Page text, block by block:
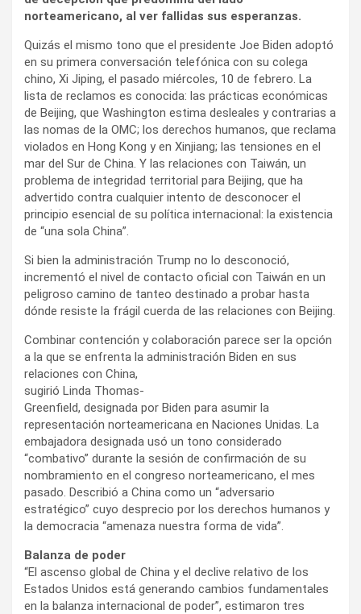
norteamericano, al ver fallidas sus esperanzas.
Quizás el mismo tono que el presidente Joe Biden adoptó
en su primera conversación telefónica con su colega
chino, Xi Jiping, el pasado miércoles, 10 de febrero. La
lista de reclamos es conocida: las prácticas económicas
de Beijing, que Washington estima desleales y contrarias a
las nomas de la OMC; los derechos humanos, que reclama
violados en Hong Kong y en Xinjiang; las tensiones en el
mar del Sur de China. Y las relaciones con Taiwán, un
problema de integridad territorial para Beijing, que ha
advertido contra cualquier intento de desconocer el
principio esencial de su política internacional: la existencia
de “una sola China”.
Si bien la administración Trump no lo desconoció,
incrementó el nivel de contacto oficial con Taiwán en un
peligroso camino de tanteo destinado a probar hasta
dónde resiste la frágil cuerda de las relaciones con Beijing.
Combinar contención y colaboración parece ser la opción
a la que se enfrenta la administración Biden en sus
relaciones con China,
sugirió Linda Thomas-
Greenfield, designada por Biden para asumir la
representación norteamericana en Naciones Unidas. La
embajadora designada usó un tono considerado
“combativo” durante la sesión de confirmación de su
nombramiento en el congreso norteamericano, el mes
pasado. Describió a China como un “adversario
estratégico” cuyo desprecio por los derechos humanos y
la democracia “amenaza nuestra forma de vida”.
Balanza de poder
“El ascenso global de China y el declive relativo de los
Estados Unidos está generando cambios fundamentales
en la balanza internacional de poder”, estimaron tres